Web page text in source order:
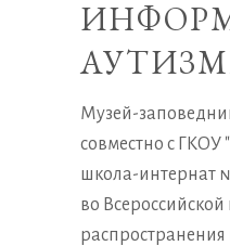
Музей-
совместно с ГКОУ
школа-интернат
во Всероссийской